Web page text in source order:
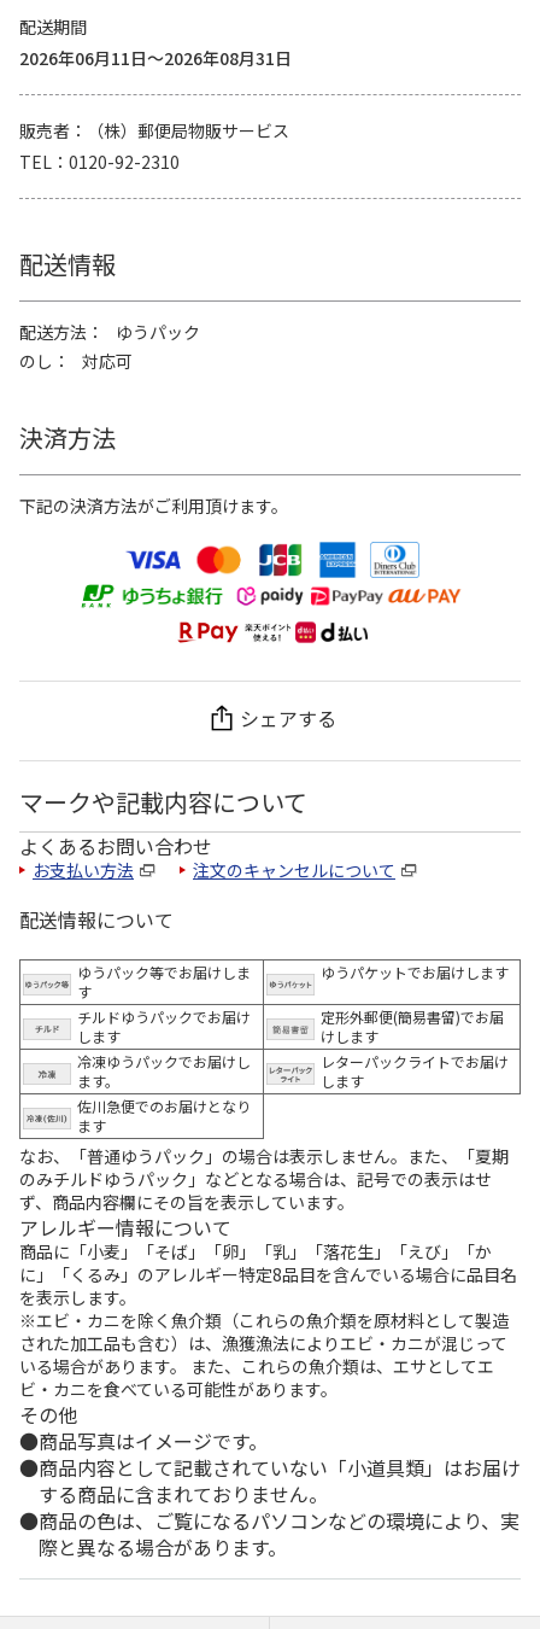
配送期間
2026年06月11日～2026年08月31日
販売者
（株）郵便局物販サービス
TEL
0120-92-2310
配送情報
配送方法
ゆうパック
のし
対応可
決済方法
下記の決済方法がご利用頂けます。
シェアする
マークや記載内容について
よくあるお問い合わせ
お支払い方法 注文のキャンセルについて
配送情報について
ゆうパック等でお届けしま
す
ゆうパケットでお届けします
チルドゆうパックでお届け
します
定形外郵便(簡易書留)でお届
けします
冷凍ゆうパックでお届けし
ます。
レターパックライトでお届け
します
佐川急便でのお届けとなり
ます
なお、「普通ゆうパック」の場合は表示しません。また、「夏期
のみチルドゆうパック」などとなる場合は、記号での表示はせ
ず、商品内容欄にその旨を表示しています。
アレルギー情報について
商品に「小麦」「そば」「卵」「乳」「落花生」「えび」「か
に」「くるみ」のアレルギー特定8品目を含んでいる場合に品目名
を表示します。
※エビ・カニを除く魚介類（これらの魚介類を原材料として製造
された加工品も含む）は、漁獲漁法によりエビ・カニが混じって
いる場合があります。 また、これらの魚介類は、エサとしてエ
ビ・カニを食べている可能性があります。
その他
商品写真はイメージです。
商品内容として記載されていない「小道具類」はお届け
する商品に含まれておりません。
商品の色は、ご覧になるパソコンなどの環境により、実
際と異なる場合があります。